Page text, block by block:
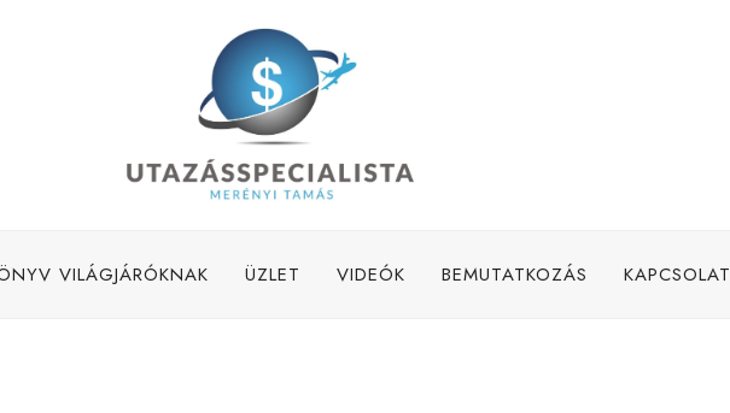
VILÁGJÁRÓKNAK ÜZLET VIDEÓK BEMUTATKOZÁS KAPCSOLAT